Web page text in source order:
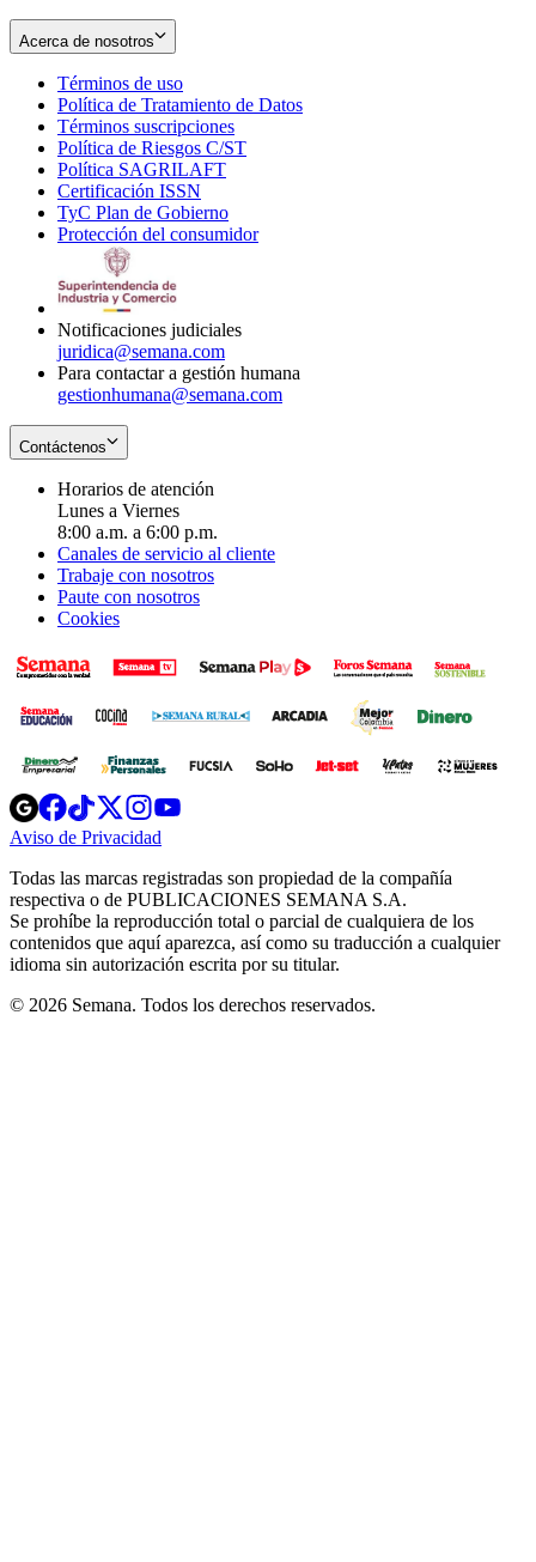
Acerca de nosotros
Términos de uso
in
new
window
Política de Tratamiento de Datos
Términos suscripciones
in
Política de Riesgos C/ST
Política SAGRILAFT
new
window
Certificación ISSN
in
new
TyC Plan de Gobierno
in
Protección del consumidorOpens
Notificaciones judiciales
juridica@semana.com
Para contactar a gestión humana
gestionhumana@semana.com
Contáctenos
Horarios de atención
Lunes a Viernes
8:00 a.m. a 6:00 p.m.
Canales de servicio al cliente
Trabaje con nosotros
Paute con nosotros
Cookies
Opens
in
new
Opens
in
new
Opens
in
new
window
Opens
new
windowwindow
Aviso de Privacidad
new
window
Todas las marcas registradas son propiedad de la compañía
respectiva o de PUBLICACIONES SEMANA S.A.
Se prohíbe la reproducción total o parcial de cualquiera de los
contenidos que aquí aparezca, así como su traducción a cualquier
idioma sin autorización escrita por su titular.
© 2026 Semana. Todos los derechos reservados.